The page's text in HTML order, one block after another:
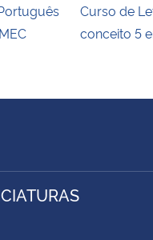
Curso de
conceito 5